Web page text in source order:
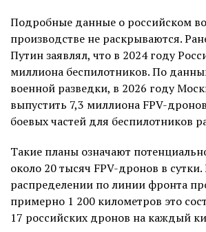
Подробные данные о российском
производстве не раскрываются.
Путин заявлял, что в 2024 году
миллиона беспилотников. По
военной разведки, в 2026 году
выпустить 7,3 миллиона FPV-
боевых частей для беспилотников
Такие планы означают
около 20 тысяч FPV-дронов в
распределении по линии фронта
примерно 1 200 километров это
17 российских дронов на каждый